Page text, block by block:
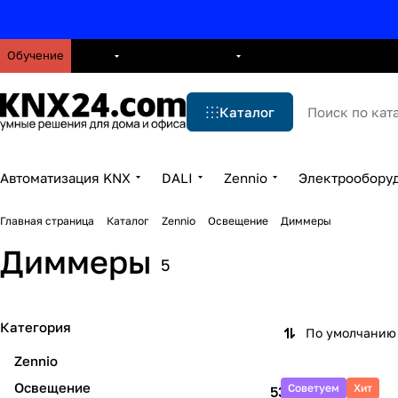
Обучение
Каталог
Автоматизация KNX DALI Zennio
Главная страница Каталог Zennio Освещение Диммеры
Диммеры 5
По умолчанию
Советуем Хит
53 934 руб.
Категория
Zennio
Освещение